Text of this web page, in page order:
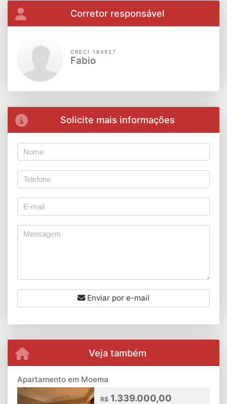
Corretor responsável
CRECI 184927
Fabio
Solicite mais informações
Enviar por e-mail
Veja também
Apartamento em Moema
R$ 1.339.000,00